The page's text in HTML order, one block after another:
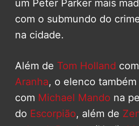
um Peter Parker mais
com o submundo do
na cidade.
Além de Tom Holland
Aranha, o elenco
com Michael Mando na
do Escorpião, além de